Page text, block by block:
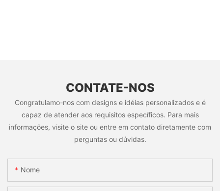
CONTATE-NOS
Congratulamo-nos com designs e idéias personalizados e é
capaz de atender aos requisitos específicos. Para mais
informações, visite o site ou entre em contato diretamente com
perguntas ou dúvidas.
Nome